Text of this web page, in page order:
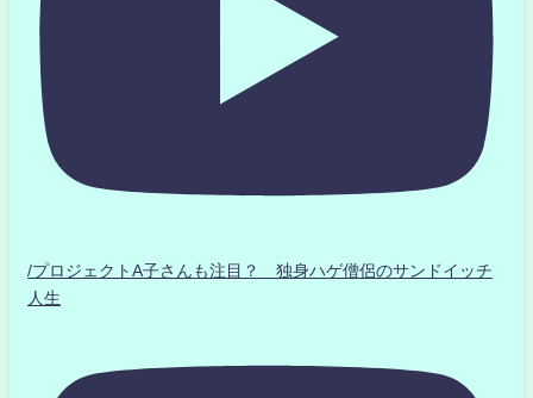
/プロジェクトA子さんも注目？ 独身ハゲ僧侶のサンドイッチ
人生